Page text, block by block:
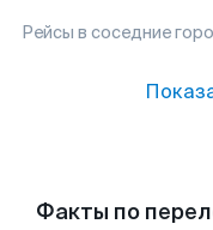
Рейсы в соседние
Факты по